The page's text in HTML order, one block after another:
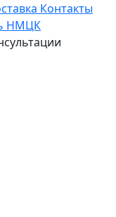
Контакты
НМЦК